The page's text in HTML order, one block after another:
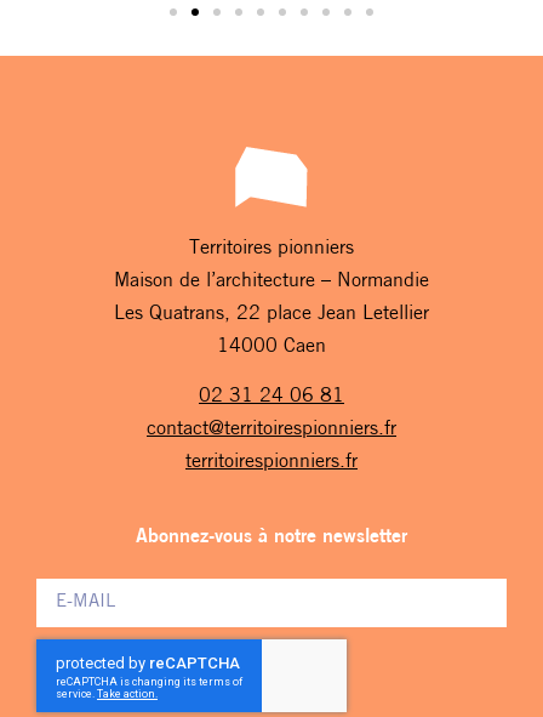
Territoires pionniers
Maison de l’architecture – Normandie
Les Quatrans, 22 place Jean Letellier
14000 Caen
02 31 24 06 81
contact@territoirespionniers.fr
territoirespionniers.fr
Abonnez-vous à notre newsletter